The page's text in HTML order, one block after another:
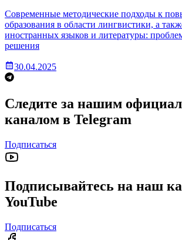
Современные методические подходы к
образования в области лингвистики, а
иностранных языков и литературы:
решения
30.04.2025
Следите за нашим
каналом в Telegram
Подписаться
Подписывайтесь на наш
YouTube
Подписаться